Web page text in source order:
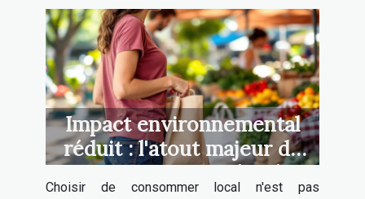
Impact environnemental
réduit : l'atout majeur du
consommateur local
Choisir de consommer local n'est pas